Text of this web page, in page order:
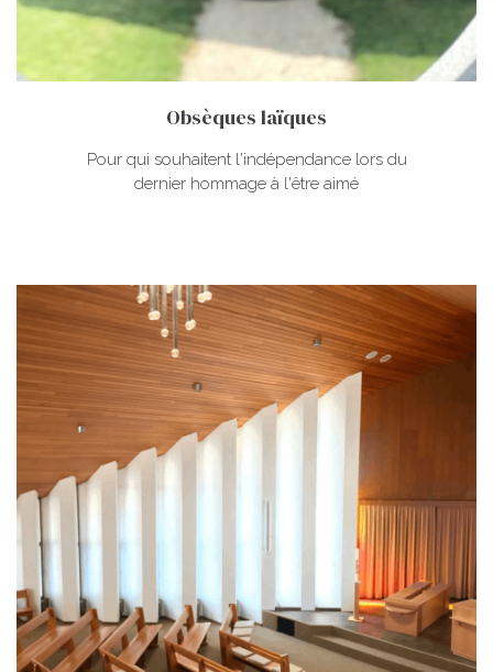
Obsèques laïques
Pour qui souhaitent l'indépendance lors du
dernier hommage à l'être aimé